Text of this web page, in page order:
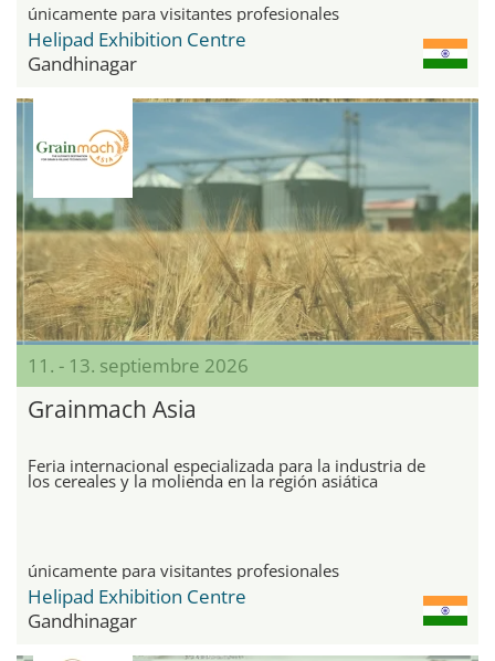
únicamente para visitantes profesionales
Helipad Exhibition Centre
Gandhinagar
11. - 13. septiembre 2026
Grainmach Asia
Feria internacional especializada para la industria de
los cereales y la molienda en la región asiática
únicamente para visitantes profesionales
Helipad Exhibition Centre
Gandhinagar